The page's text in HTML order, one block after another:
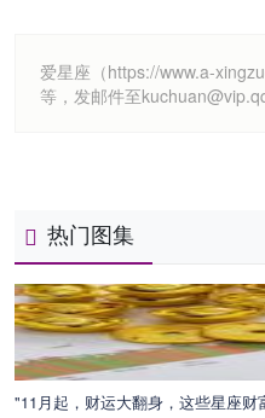
爱星座（https://www.a-
等，发邮件至
热门图集
"11月起，财运大翻身，这些星座财